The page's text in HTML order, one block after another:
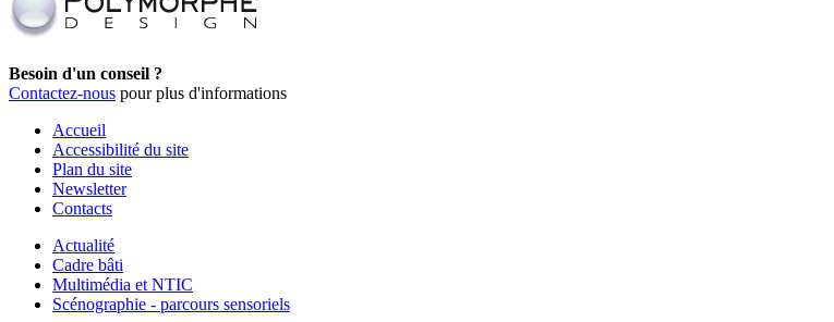
Besoin d'un conseil ?
Contactez-nous pour plus d'informations
Accueil
Accessibilité du site
Plan du site
Newsletter
Contacts
Actualité
Cadre bâti
Multimédia et NTIC
Scénographie - parcours sensoriels